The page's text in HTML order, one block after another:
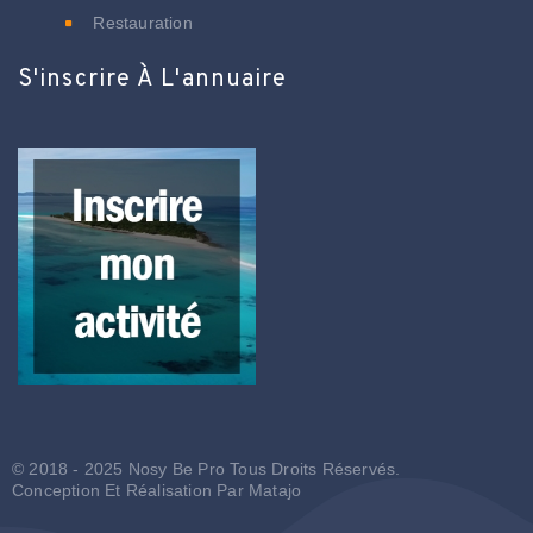
Restauration
S'inscrire À L'annuaire
© 2018 - 2025 Nosy Be Pro Tous Droits Réservés.
Conception Et Réalisation Par Matajo